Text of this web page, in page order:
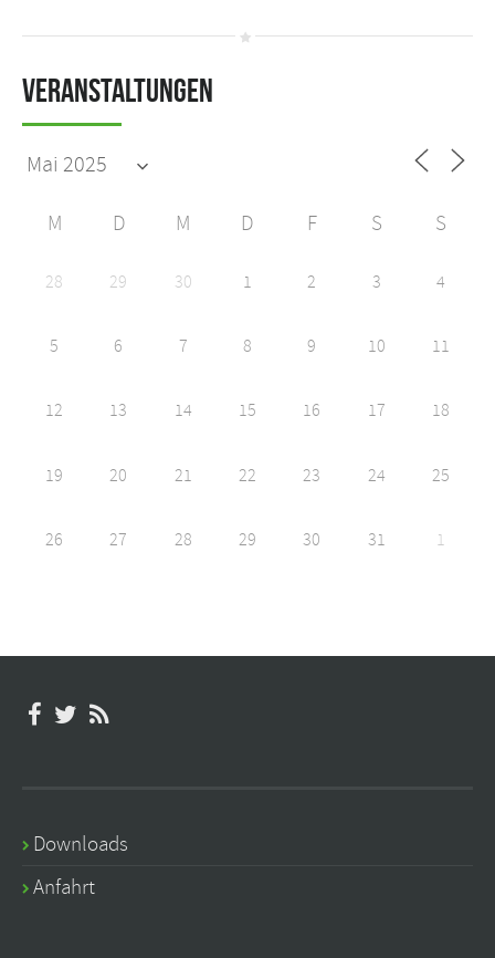
Veranstaltungen
M D M D F S S
28 29 30 1 2 3 4
5 6 7 8 9 10 11
12 13 14 15 16 17 18
19 20 21 22 23 24 25
26 27 28 29 30 31 1
Downloads
Anfahrt